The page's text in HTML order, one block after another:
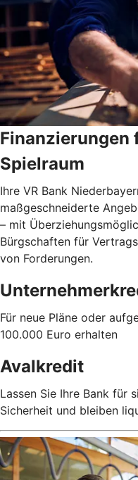
Finanzierungen
Spielraum
Ihre VR Bank
maßgeschneiderte
– mit
Bürgschaften für
von Forderungen.
Für neue Pläne oder
100.000 Euro erhalten
Avalkredit
Lassen Sie Ihre Bank für
Sicherheit und bleiben